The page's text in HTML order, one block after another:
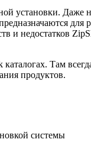
установки. Даже
для
и недостатков
Там
продуктов.
системы